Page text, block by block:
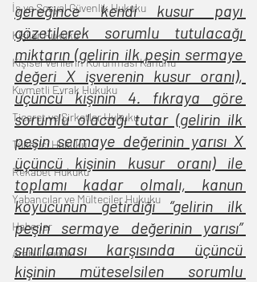
İş ve Sosyal Güvenlik Hukuku
Kişiler Hukuku
Kişisel Verilerin Korunması Kanunu
Kıymetli Evrak Hukuku
Ticaret ve Şirketler Hukuku
Tüketici Hukuku
Rekabet Hukuku
Yabancılar ve Mülteciler Hukuku
Haberler
Arabuluculuk
gereğince kendi kusur payı
gözetilerek sorumlu tutulacağı
miktarın (gelirin ilk peşin sermaye
değeri X işverenin kusur oranı),
üçüncü kişinin 4. fıkraya göre
sorumlu olacağı tutar (gelirin ilk
peşin sermaye değerinin yarısı X
üçüncü kişinin kusur oranı) ile
toplamı kadar olmalı, kanun
koyucunun getirdiği “gelirin ilk
peşin sermaye değerinin yarısı”
sınırlaması karşısında üçüncü
kişinin müteselsilen sorumlu